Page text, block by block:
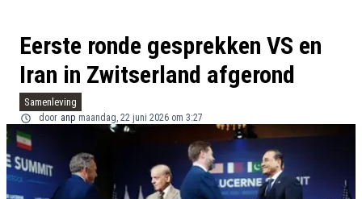
Eerste ronde gesprekken VS en
Iran in Zwitserland afgerond
Samenleving
door anp maandag, 22 juni 2026 om 3:27